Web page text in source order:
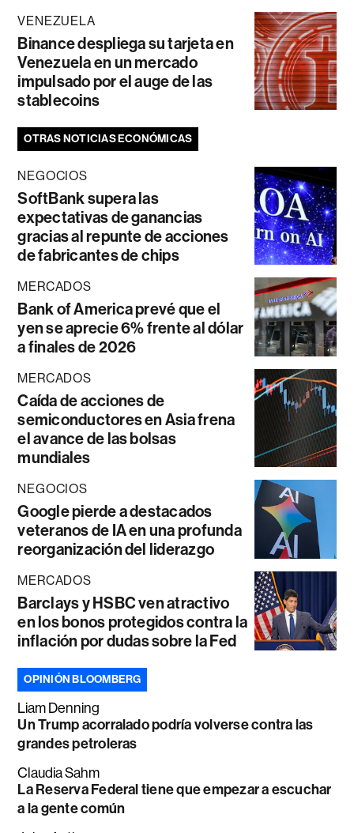
VENEZUELA
Binance despliega su tarjeta en
Venezuela en un mercado
impulsado por el auge de las
stablecoins
OTRAS NOTICIAS ECONÓMICAS
NEGOCIOS
SoftBank supera las
expectativas de ganancias
gracias al repunte de acciones
de fabricantes de chips
MERCADOS
Bank of America prevé que el
yen se aprecie 6% frente al dólar
a finales de 2026
MERCADOS
Caída de acciones de
semiconductores en Asia frena
el avance de las bolsas
mundiales
NEGOCIOS
Google pierde a destacados
veteranos de IA en una profunda
reorganización del liderazgo
MERCADOS
Barclays y HSBC ven atractivo
en los bonos protegidos contra la
inflación por dudas sobre la Fed
OPINIÓN BLOOMBERG
Liam Denning
Un Trump acorralado podría volverse contra las
grandes petroleras
Claudia Sahm
La Reserva Federal tiene que empezar a escuchar
a la gente común